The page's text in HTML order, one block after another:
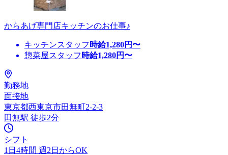
からあげ専門店キッチンのお仕事♪
キッチンスタッフ 時給1,280円〜
惣菜屋スタッフ 時給1,280円〜
勤務地
面接地
東京都西東京市田無町2-2-3
田無駅 徒歩2分
シフト
1日4時間 週2日からOK